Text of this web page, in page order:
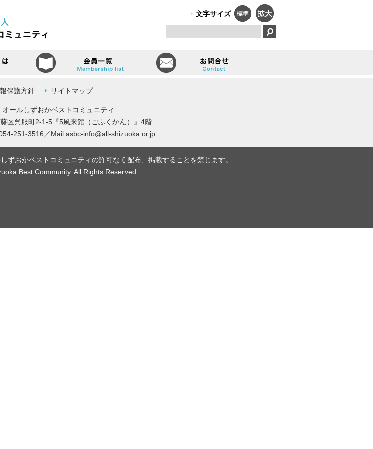
認定特定非営利活動法人（NPO法人）オールしずおかは、障害のある人のはたらく笑顔で、福祉と
文字サイズ
オールしずおかベストコミュニティとは会員一覧
保護方針 サイトマップ
ールしずおかベストコミュニティ
区呉服町2-1-5『5風来館（ごふくかん）』4階
251-3516／Mail asbc-info@all-shizuoka.or.jp
ずおかベストコミュニティの許可なく配布、掲載することを禁じます。
Best Community. All Rights Reserved.